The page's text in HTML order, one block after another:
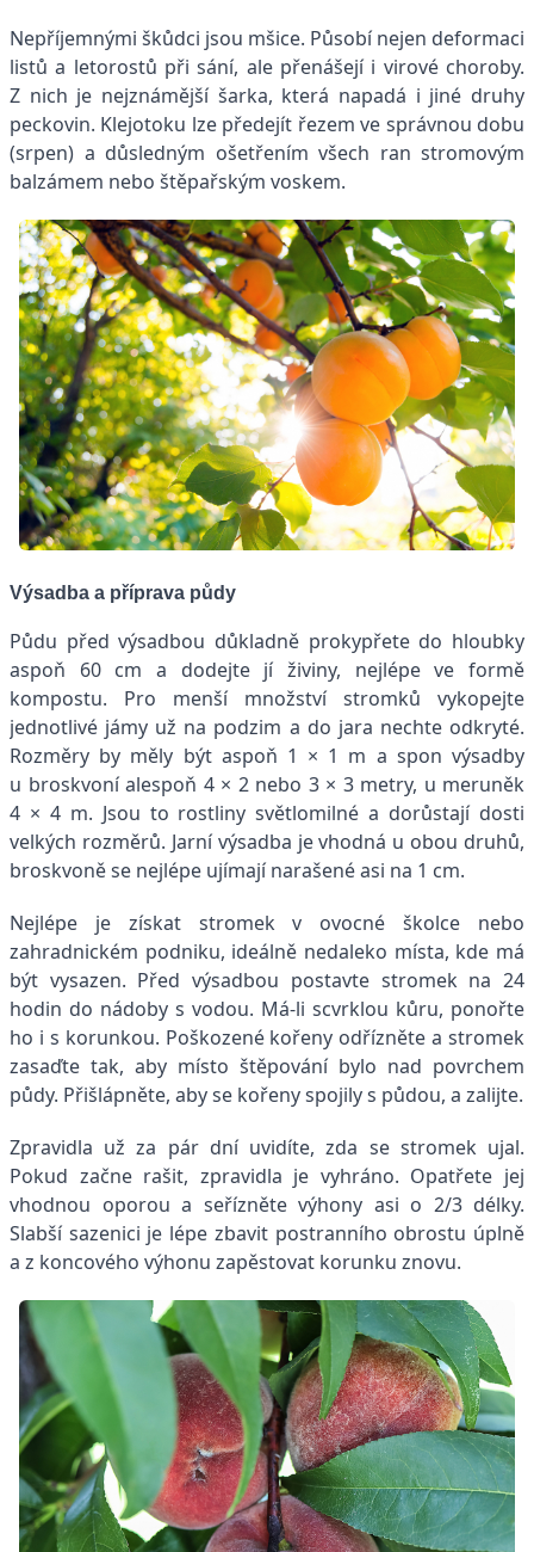
Nepříjemnými škůdci jsou mšice. Působí nejen deformaci
listů a letorostů při sání, ale přenášejí i virové choroby.
Z nich je nejznámější šarka, která napadá i jiné druhy
peckovin. Klejotoku lze předejít řezem ve správnou dobu
(srpen) a důsledným ošetřením všech ran stromovým
balzámem nebo štěpařským voskem.
Výsadba a příprava půdy
Půdu před výsadbou důkladně prokypřete do hloubky
aspoň 60 cm a dodejte jí živiny, nejlépe ve formě
kompostu. Pro menší množství stromků vykopejte
jednotlivé jámy už na podzim a do jara nechte odkryté.
Rozměry by měly být aspoň 1 × 1 m a spon výsadby
u broskvoní alespoň 4 × 2 nebo 3 × 3 metry, u meruněk
4 × 4 m. Jsou to rostliny světlomilné a dorůstají dosti
velkých rozměrů. Jarní výsadba je vhodná u obou druhů,
broskvoně se nejlépe ujímají narašené asi na 1 cm.
Nejlépe je získat stromek v ovocné školce nebo
zahradnickém podniku, ideálně nedaleko místa, kde má
být vysazen. Před výsadbou postavte stromek na 24
hodin do nádoby s vodou. Má-li scvrklou kůru, ponořte
ho i s korunkou. Poškozené kořeny odřízněte a stromek
zasaďte tak, aby místo štěpování bylo nad povrchem
půdy. Přišlápněte, aby se kořeny spojily s půdou, a zalijte.
Zpravidla už za pár dní uvidíte, zda se stromek ujal.
Pokud začne rašit, zpravidla je vyhráno. Opatřete jej
vhodnou oporou a seřízněte výhony asi o 2/3 délky.
Slabší sazenici je lépe zbavit postranního obrostu úplně
a z koncového výhonu zapěstovat korunku znovu.